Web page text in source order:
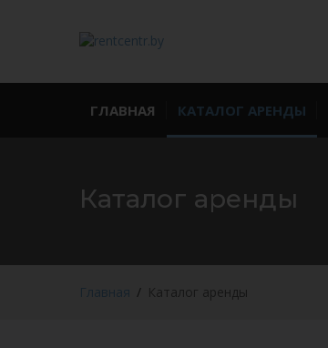
ГЛАВНАЯ КАТАЛОГ АРЕНДЫ
Каталог аренды
Главная Каталог аренды